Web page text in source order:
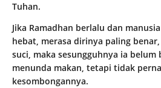
Tuhan.
Jika Ramadhan berlalu dan
hebat, merasa dirinya paling
suci, maka sesungguhnya ia belum
menunda makan, tetapi tidak
kesombongannya.